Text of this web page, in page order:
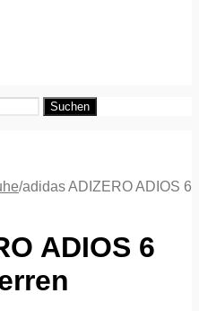
Suchen
/adidas ADIZERO ADIOS 6
ADIOS 6